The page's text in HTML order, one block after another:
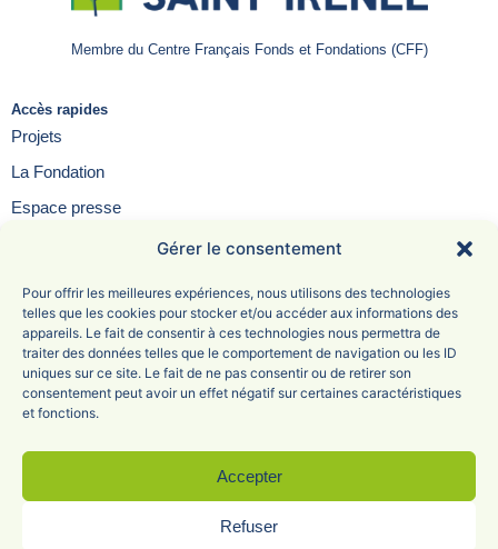
Gérer le consentement
Pour offrir les meilleures expériences, nous utilisons des technologies
telles que les cookies pour stocker et/ou accéder aux informations des
appareils. Le fait de consentir à ces technologies nous permettra de
traiter des données telles que le comportement de navigation ou les ID
uniques sur ce site. Le fait de ne pas consentir ou de retirer son
consentement peut avoir un effet négatif sur certaines caractéristiques
et fonctions.
Accepter
Refuser
Accès rapides
Projets
La Fondation
Espace presse
Membre du Centre Français Fonds et Fondations (CFF)
Fondation Saint-Irénée
6 Avenue Adolphe Max